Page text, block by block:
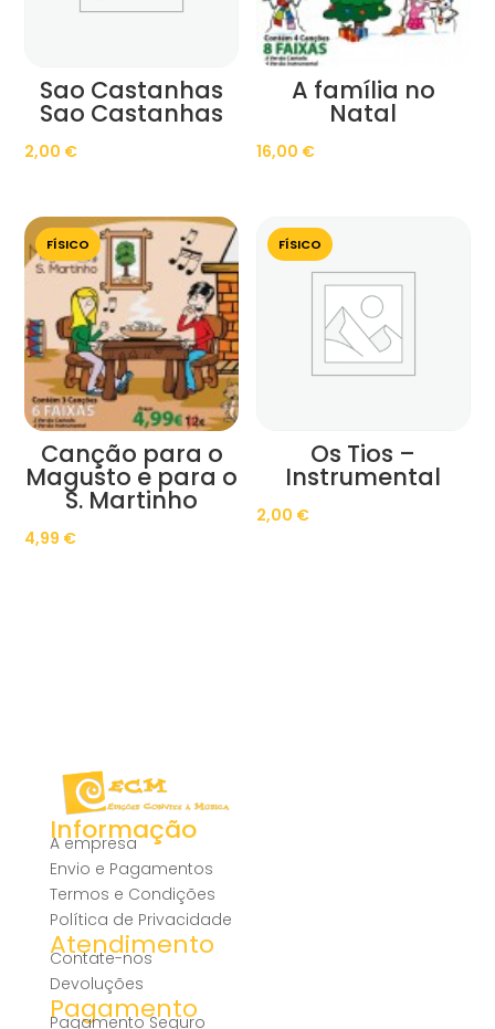
Sao Castanhas
Sao Castanhas
2,00 €
A família no
Natal
16,00 €
FÍSICO
Canção para o
Magusto e para o
S. Martinho
4,99 €
FÍSICO
Os Tios –
Instrumental
2,00 €
Informação
A empresa
Envio e Pagamentos
Termos e Condições
Política de Privacidade
Atendimento
Contate-nos
Devoluções
Pagamento
Pagamento Seguro